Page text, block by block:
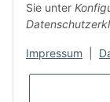
Informationen
Sie unter
Impressum